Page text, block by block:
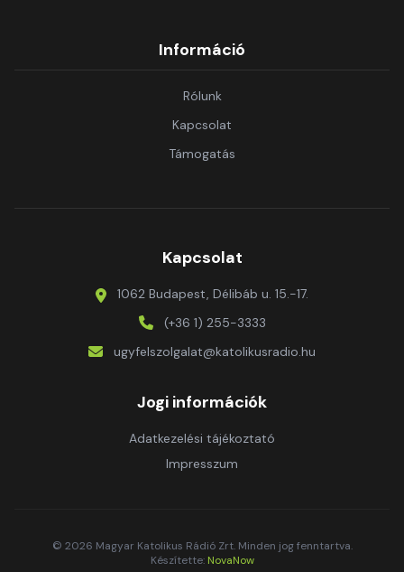
Információ
Rólunk
Kapcsolat
Támogatás
Kapcsolat
1062 Budapest, Délibáb u. 15.-17.
(+36 1) 255-3333
ugyfelszolgalat@katolikusradio.hu
Jogi információk
Adatkezelési tájékoztató
Impresszum
© 2026 Magyar Katolikus Rádió Zrt. Minden jog fenntartva.
Készítette: NovaNow